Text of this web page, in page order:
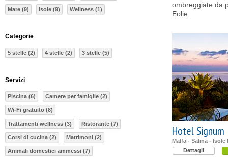
ombreggiate da
Eolie.
Hotel Signum
Malfa - Salina - Isole
Dettagli
Mare (9) Isole (9) Wellness (1)
Categorie
5 stelle (2) 4 stelle (2) 3 stelle (5)
Servizi
Piscina (6) Camere per famiglie (2)
Wi-Fi gratuito (8)
Trattamenti wellness (3) Ristorante (7)
Corsi di cucina (2) Matrimoni (2)
Animali domestici ammessi (7)